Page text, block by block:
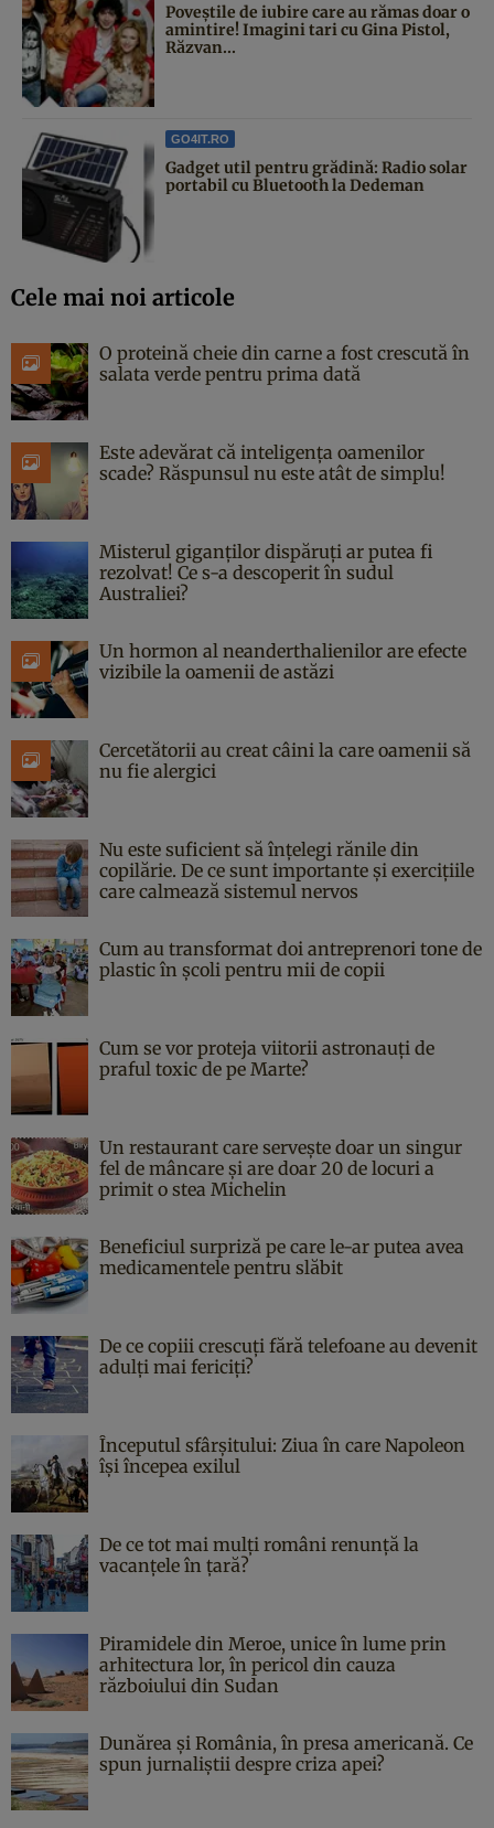
Poveştile de iubire care au rămas doar o
amintire! Imagini tari cu Gina Pistol,
Răzvan...
GO4IT.RO
Gadget util pentru grădină: Radio solar
portabil cu Bluetooth la Dedeman
Cele mai noi articole
O proteină cheie din carne a fost crescută în
salata verde pentru prima dată
Este adevărat că inteligența oamenilor
scade? Răspunsul nu este atât de simplu!
Misterul giganților dispăruți ar putea fi
rezolvat! Ce s-a descoperit în sudul
Australiei?
Un hormon al neanderthalienilor are efecte
vizibile la oamenii de astăzi
Cercetătorii au creat câini la care oamenii să
nu fie alergici
Nu este suficient să înțelegi rănile din
copilărie. De ce sunt importante și exercițiile
care calmează sistemul nervos
Cum au transformat doi antreprenori tone de
plastic în școli pentru mii de copii
Cum se vor proteja viitorii astronauți de
praful toxic de pe Marte?
Un restaurant care servește doar un singur
fel de mâncare și are doar 20 de locuri a
primit o stea Michelin
Beneficiul surpriză pe care le-ar putea avea
medicamentele pentru slăbit
De ce copiii crescuți fără telefoane au devenit
adulți mai fericiți?
Începutul sfârşitului: Ziua în care Napoleon
îşi începea exilul
De ce tot mai mulți români renunță la
vacanțele în țară?
Piramidele din Meroe, unice în lume prin
arhitectura lor, în pericol din cauza
războiului din Sudan
Dunărea și România, în presa americană. Ce
spun jurnaliștii despre criza apei?